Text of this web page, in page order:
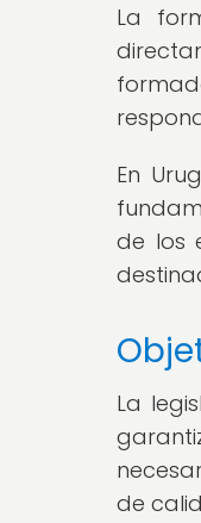
La
En
de los
La
de